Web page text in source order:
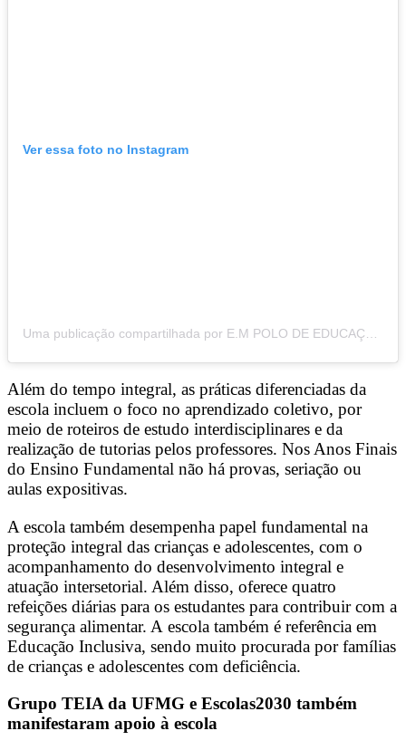
Ver essa foto no Instagram
Uma publicação compartilhada por E.M POLO DE EDUCAÇÃO INTEGRADA (@empoeint)
Além do tempo integral, as práticas diferenciadas da
escola incluem o foco no aprendizado coletivo, por
meio de roteiros de estudo interdisciplinares e da
realização de tutorias pelos professores. Nos Anos Finais
do Ensino Fundamental não há provas, seriação ou
aulas expositivas.
A escola também desempenha papel fundamental na
proteção integral das crianças e adolescentes, com o
acompanhamento do desenvolvimento integral e
atuação intersetorial. Além disso, oferece quatro
refeições diárias para os estudantes para contribuir com a
segurança alimentar. A escola também é referência em
Educação Inclusiva, sendo muito procurada por famílias
de crianças e adolescentes com deficiência.
Grupo TEIA da UFMG e Escolas2030 também
manifestaram apoio à escola